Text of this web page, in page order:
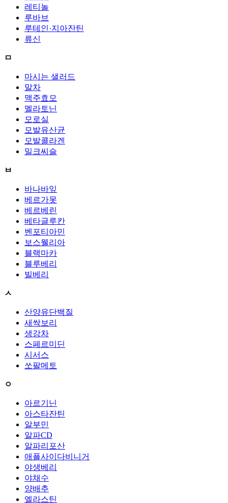
레티놀
루바브
루테인·지아잔틴
류신
ㅁ
마시는 샐러드
말차
맥주효모
멜라토닌
모로실
모발유산균
모발콜라겐
밀크씨슬
ㅂ
바나바잎
베르가못
베르베린
베타글루칸
벤포티아민
보스웰리아
블랙마카
블루베리
빌베리
ㅅ
산양유단백질
새싹보리
생강차
스페르미딘
시서스
쏘팔메토
ㅇ
아르기닌
아스타잔틴
알부민
알파CD
알파리포산
애플사이다비니거
야생베리
야채수
양배추
엘라스틴